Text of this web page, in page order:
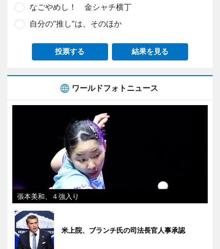
なごやめし！ 金シャチ横丁
自分の“推し”は、そのほか
投票する 結果を見る
ワールドフォトニュース
張本美和、４強入り
米上院、ブランチ氏の司法長官人事承認